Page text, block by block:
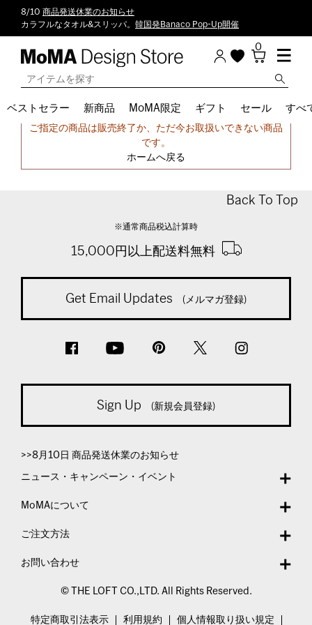
8/10 商品発送休業のお知らせ
カラフルなタオル&スリッパ。 韓国発Banaco Pop-Up開催
0
ベストセラー 新商品 MoMA限定 ギフト セール すべ
申し訳ございません。
ご指定の商品は販売終了か、ただ今お取扱いできない商品
です。
ホームへ戻る
Back To Top
※通常商品税込計算時
15,000円以上配送料無料
Get Email Updates (メルマガ登録)
Sign Up (新規会員登録)
>>8月10日 商品発送休業のお知らせ
ニュース・キャンペーン・イベント
MoMAについて
ご注文方法
お問い合わせ
© THE LOFT CO.,LTD. All Rights Reserved.
特定商取引法表示 利用規約 個人情報取り扱い規定